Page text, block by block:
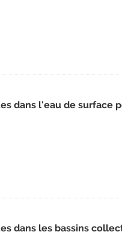
dans l'eau de surface
dans les bassins